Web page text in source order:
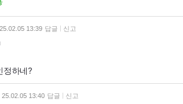
25.02.05 13:39 답글 신고
정하네?
25.02.05 13:40 답글 신고